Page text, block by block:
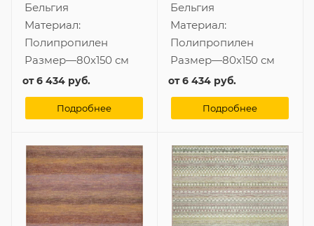
Бельгия
Материал:
Полипропилен
Размер—80x150 см
от6 434 руб.
Подробнее
Бельгия
Материал:
Полипропилен
Размер—80x150 см
от6 434 руб.
Подробнее